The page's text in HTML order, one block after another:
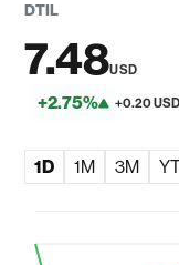
DTIL
7.48USD
+2.75% +0.20 USD
1D 1M 3M